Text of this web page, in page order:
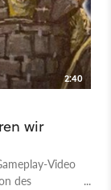
2:40
wir
Video
des